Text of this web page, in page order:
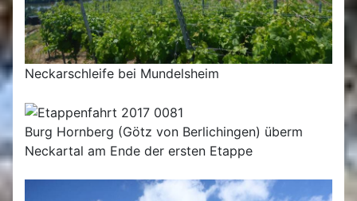
Neckarschleife bei Mundelsheim
Burg Hornberg (Götz von Berlichingen) überm
Neckartal am Ende der ersten Etappe